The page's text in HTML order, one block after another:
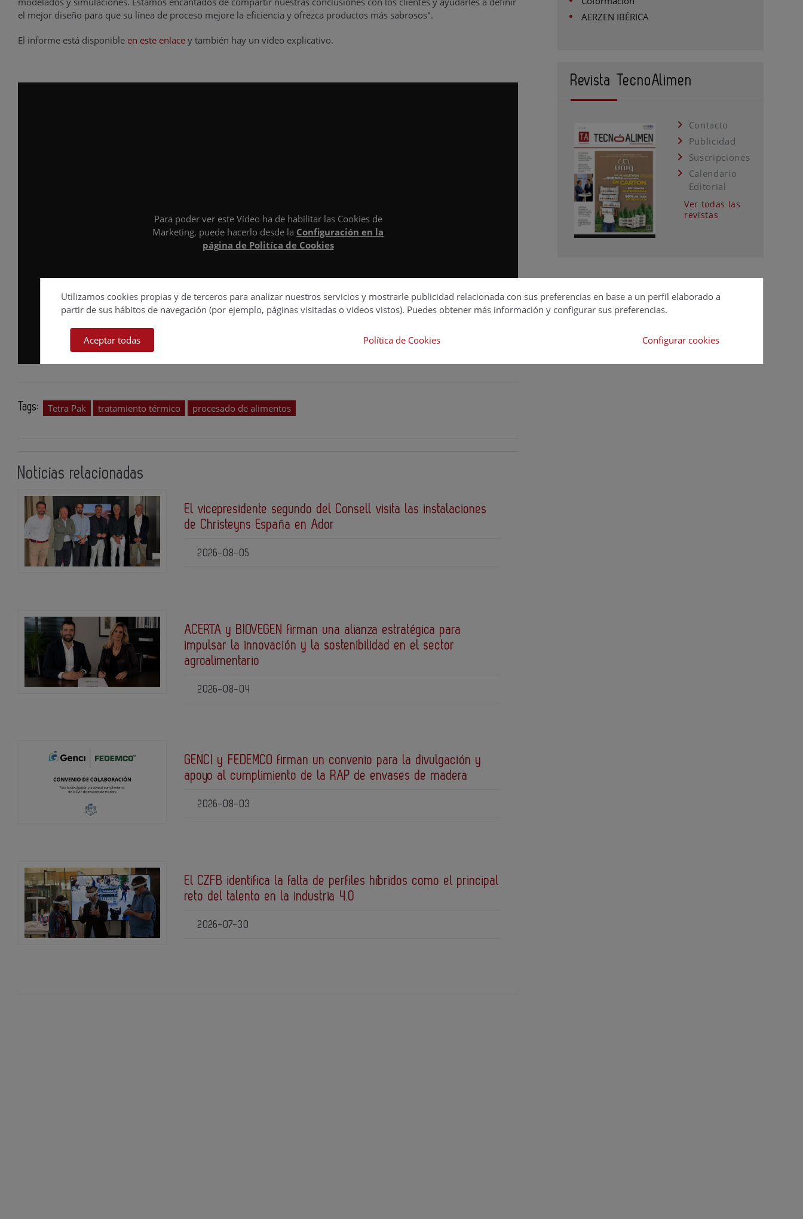
el mejor diseño para que su línea de proceso mejore la eficiencia y ofrezca productos más sabrosos".
El informe está disponible en este enlace y también hay un video explicativo.
Para poder ver este Vídeo ha de habilitar las Cookies de
Marketing, puede hacerlo desde la Configuración en la
página de Politíca de Cookies
Tags: Tetra Pak tratamiento térmico procesado de alimentos
Noticias relacionadas
El vicepresidente segundo del Consell visita las instalaciones
de Christeyns España en Ador
2026-08-05
ACERTA y BIOVEGEN firman una alianza estratégica para
impulsar la innovación y la sostenibilidad en el sector
agroalimentario
2026-08-04
GENCI y FEDEMCO firman un convenio para la divulgación y
apoyo al cumplimiento de la RAP de envases de madera
2026-08-03
El CZFB identifica la falta de perfiles híbridos como el principal
reto del talento en la industria 4.0
2026-07-30
AERZEN IBÉRICA
Revista TecnoAlimen
Contacto
Publicidad
Suscripciones
Calendario
Editorial
Ver todas las
revistas
Utilizamos cookies propias y de terceros para analizar nuestros servicios y mostrarle publicidad relacionada con sus preferencias en base a un perfil elaborado a
partir de sus hábitos de navegación (por ejemplo, páginas visitadas o videos vistos). Puedes obtener más información y configurar sus preferencias.
Aceptar todas Política de Cookies Configurar cookies